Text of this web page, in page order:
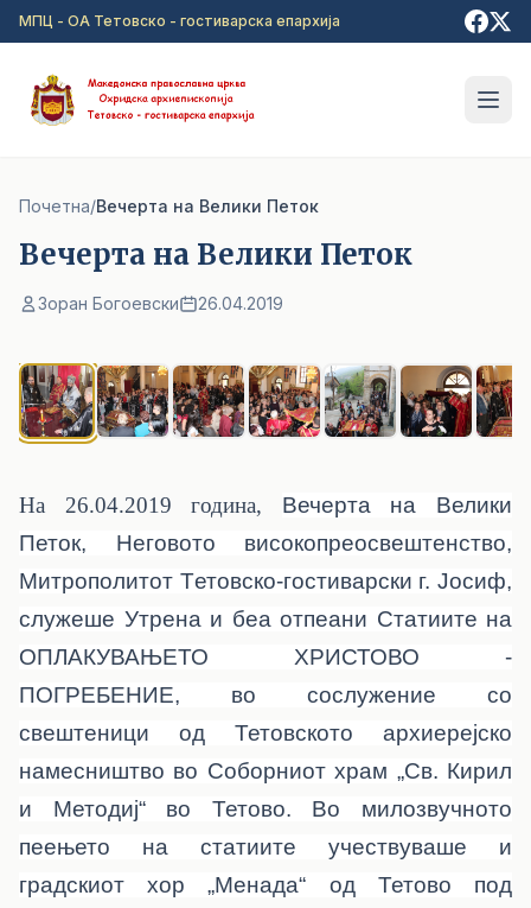
Прејди на главна содржина
МПЦ - ОА Тетовско - гостиварска епархија
Почетна/Вечерта на Велики Петок
Вечерта на Велики Петок
Зоран Богоевски 26.04.2019
На 26.04.2019 година, Вечерта на Велики
Петок, Неговото високопреосвештенство,
Митрополитот Tетовско-гостиварски г. Јосиф,
служеше Утрена и беа отпеани Статиите на
ОПЛАКУВАЊЕТО ХРИСТОВО -
ПОГРЕБЕНИЕ, во сослужение со
свештеници од Тетовското архиерејско
намесништво во Соборниот храм „Св. Кирил
и Методиј“ во Тетово. Во милозвучното
пеењето на статиите учествуваше и
градскиот хор „Менада“ од Тетово под